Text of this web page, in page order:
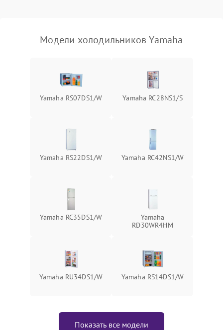
Модели холодильников Yamaha
Yamaha RS07DS1/W Yamaha RC28NS1/S
Yamaha RS22DS1/W Yamaha RC42NS1/W
Yamaha RC35DS1/W
Yamaha
RD30WR4HM
Yamaha RU34DS1/W Yamaha RS14DS1/W
Показать все модели